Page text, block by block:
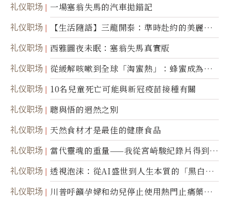
礼仪职场 一場塞翁失馬的汽車拋錨記
礼仪职场
【生活隨語】三龍開泰：準時赴約的美麗震
撼
礼仪职场 西雅圖夜未眠：塞翁失馬真實版
礼仪职场
從緩解咳嗽到全球「淘蜜熱」：蜂蜜成為健
康產業前沿商品
礼仪职场 10名兒童死亡可能與新冠疫苗接種有關
礼仪职场 聰與悟的迥然之別
礼仪职场 天然食材才是最佳的健康食品
礼仪职场
當代靈魂的重量——我從宮崎駿紀錄片得到的
省思
礼仪职场
透視泡沫：從AI盛世到人生本質的「黑白一
瞬」
礼仪职场
川普呼籲孕婦和幼兒停止使用熱門止痛藥泰